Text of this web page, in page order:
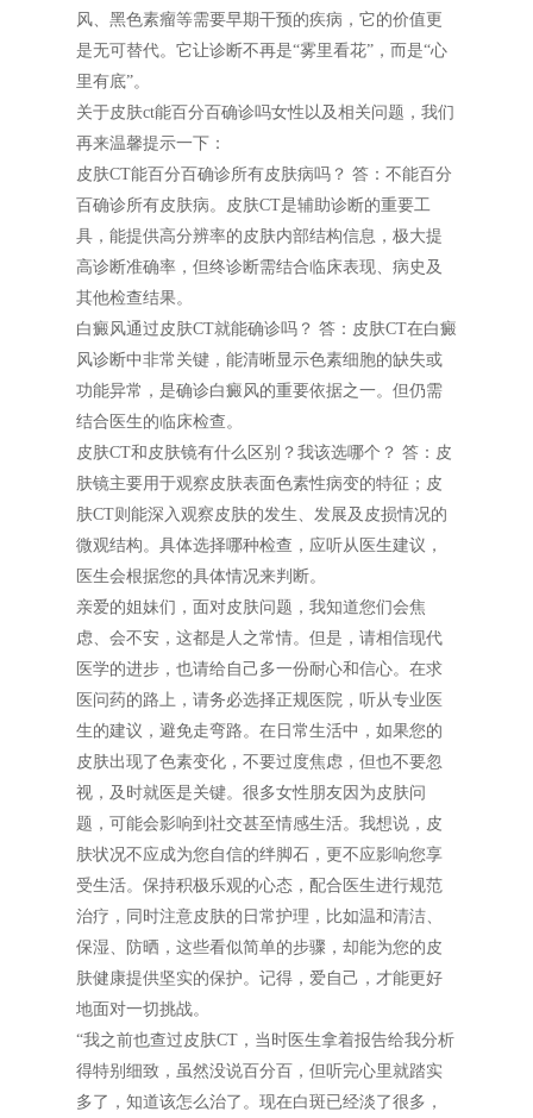
风、黑色素瘤等需要早期干预的疾病，它的价值更
是无可替代。它让诊断不再是“雾里看花”，而是“心
里有底”。
关于皮肤ct能百分百确诊吗女性以及相关问题，我们
再来温馨提示一下：
皮肤CT能百分百确诊所有皮肤病吗？ 答：不能百分
百确诊所有皮肤病。皮肤CT是辅助诊断的重要工
具，能提供高分辨率的皮肤内部结构信息，极大提
高诊断准确率，但终诊断需结合临床表现、病史及
其他检查结果。
白癜风通过皮肤CT就能确诊吗？ 答：皮肤CT在白癜
风诊断中非常关键，能清晰显示色素细胞的缺失或
功能异常，是确诊白癜风的重要依据之一。但仍需
结合医生的临床检查。
皮肤CT和皮肤镜有什么区别？我该选哪个？ 答：皮
肤镜主要用于观察皮肤表面色素性病变的特征；皮
肤CT则能深入观察皮肤的发生、发展及皮损情况的
微观结构。具体选择哪种检查，应听从医生建议，
医生会根据您的具体情况来判断。
亲爱的姐妹们，面对皮肤问题，我知道您们会焦
虑、会不安，这都是人之常情。但是，请相信现代
医学的进步，也请给自己多一份耐心和信心。在求
医问药的路上，请务必选择正规医院，听从专业医
生的建议，避免走弯路。在日常生活中，如果您的
皮肤出现了色素变化，不要过度焦虑，但也不要忽
视，及时就医是关键。很多女性朋友因为皮肤问
题，可能会影响到社交甚至情感生活。我想说，皮
肤状况不应成为您自信的绊脚石，更不应影响您享
受生活。保持积极乐观的心态，配合医生进行规范
治疗，同时注意皮肤的日常护理，比如温和清洁、
保湿、防晒，这些看似简单的步骤，却能为您的皮
肤健康提供坚实的保护。记得，爱自己，才能更好
地面对一切挑战。
“我之前也查过皮肤CT，当时医生拿着报告给我分析
得特别细致，虽然没说百分百，但听完心里就踏实
多了，知道该怎么治了。现在白斑已经淡了很多，